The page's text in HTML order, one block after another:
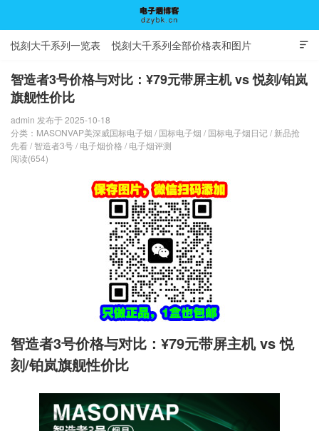

悦刻大千系列一览表 悦刻大千系列全部价格表和图片
智造者3号价格与对比：¥79元带屏主机 vs 悦刻/铂岚
旗舰性价比
admin 发布于 2025-10-18
分类： MASONVAP美深威国标电子烟 / 国标电子烟 / 国标电子烟日记/ 新品抢
先看/ 智造者3号/ 电子烟价格 / 电子烟评测
阅读(654)
智造者3号价格与对比 ：¥79元带屏主机 vs 悦
刻/铂岚旗舰性价比